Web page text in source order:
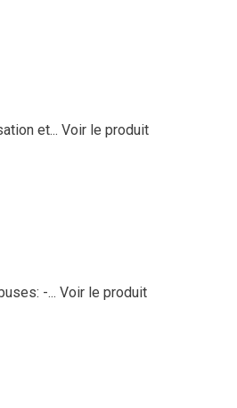
et... Voir le produit
-... Voir le produit